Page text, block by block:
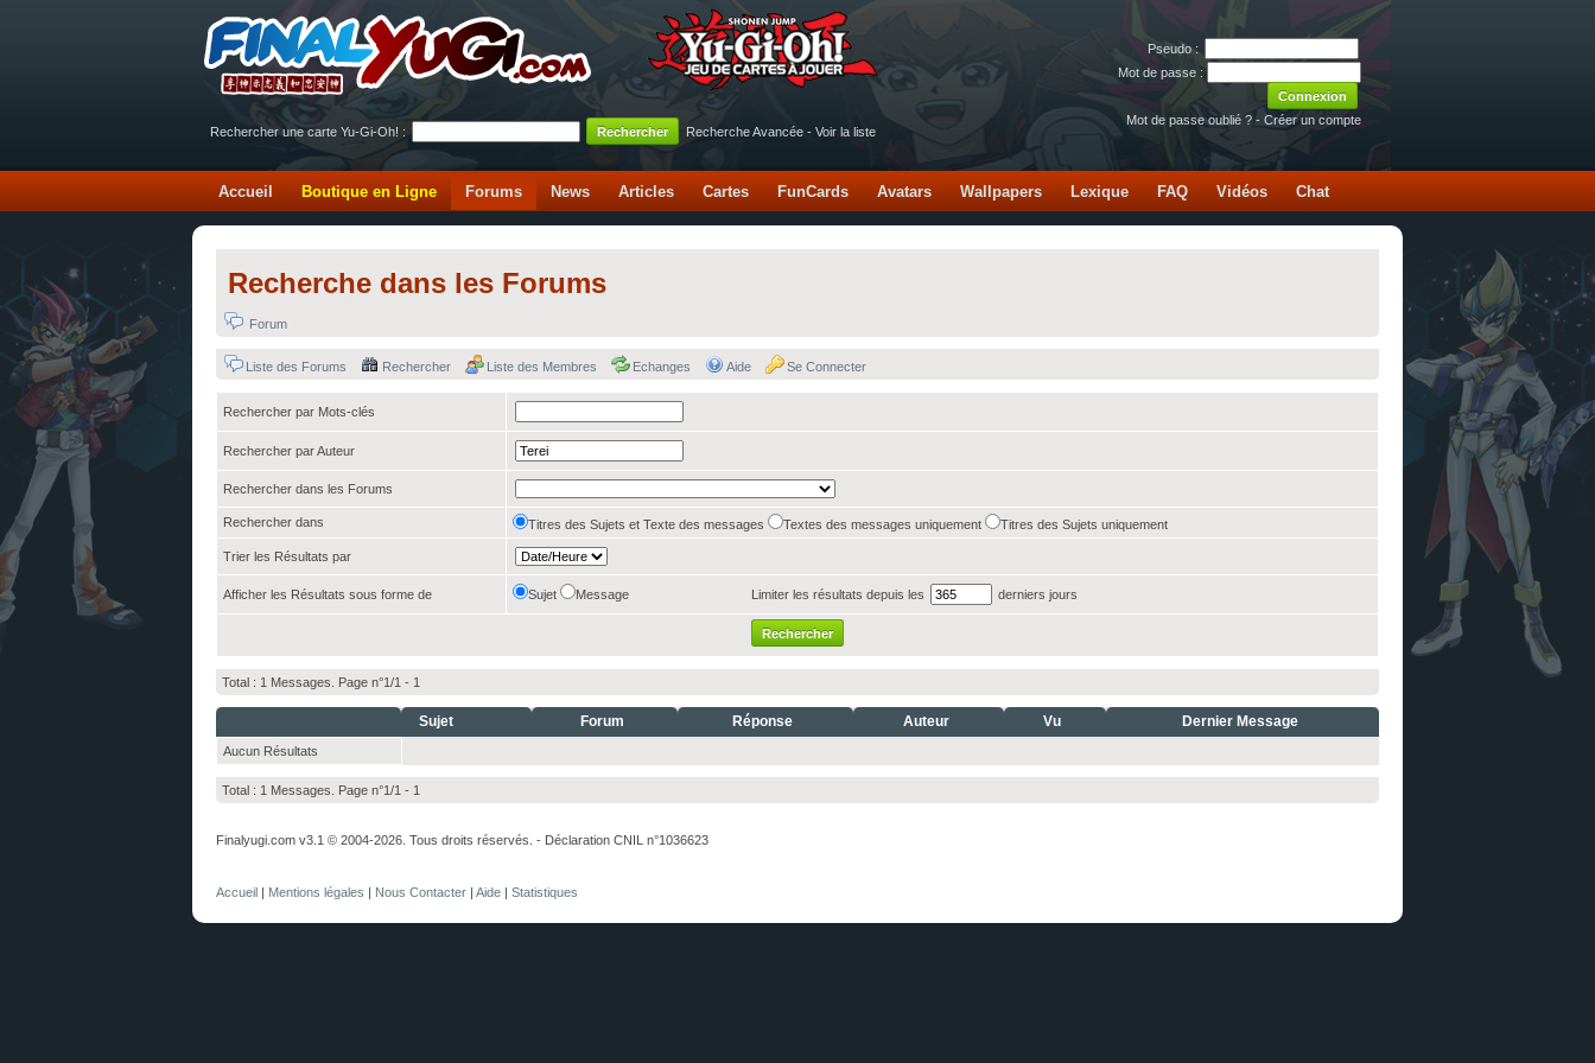
Pseudo :
Mot de passe :
Mot de passe oublié ? - Créer un compte
Rechercher une carte Yu-Gi-Oh! :
Recherche Avancée - Voir la liste
Accueil Boutique en Ligne Forums News Articles Cartes FunCards Avatars Wallpapers Lexique FAQ Vidéos Chat
Recherche dans les Forums
Forum
Liste des Forums Rechercher Liste des Membres Echanges Aide Se Connecter
Rechercher par Mots-clés
Rechercher par Auteur
Rechercher dans les Forums
Rechercher dans Titres des Sujets et Texte des messages Textes des messages uniquement Titres des Sujets uniquement
Trier les Résultats par
Afficher les Résultats sous forme de Sujet Message Limiter les résultats depuis les derniers jours
Total : 1 Messages. Page n°1/1 - 1
Sujet Forum Réponse Auteur Vu Dernier Message
Aucun Résultats
Total : 1 Messages. Page n°1/1 - 1
Finalyugi.com v3.1 © 2004-2026. Tous droits réservés. - Déclaration CNIL n°1036623
Accueil | Mentions légales | Nous Contacter | Aide | Statistiques